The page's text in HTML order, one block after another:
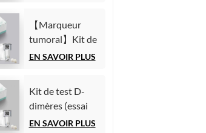
homogène)
(Immunoessai
par
chimiluminescence
【Marqueur
tumoral】Kit de
test de l'antigène
(Immunoessai
par
chimiluminescence
EN SAVOIR PLUS
Kit de test D-
dimères (essai
immunologique
EN SAVOIR PLUS